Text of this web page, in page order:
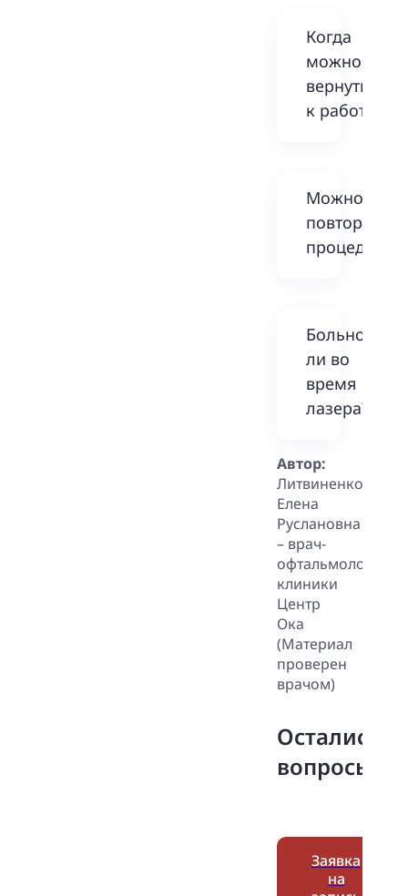
Когда
можно
вернуться
к работе?
Можно ли
повторять
процедуру?
Больно
ли во
время
лазера?
Автор:
Литвиненко
Елена
Руслановна
– врач-
офтальмолог
клиники
Центр
Ока
(Материал
проверен
врачом)
Остались
вопросы?
Заявка
на